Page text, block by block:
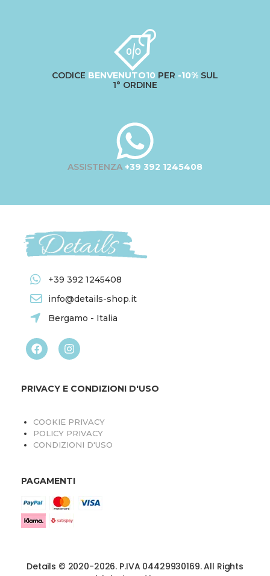
CODICE BENVENUTO10 PER -10% SUL
1° ORDINE
ASSISTENZA +39 392 1245408
+39 392 1245408
info@details-shop.it
Bergamo - Italia
PRIVACY E CONDIZIONI D'USO
COOKIE PRIVACY
POLICY PRIVACY
CONDIZIONI D'USO
PAGAMENTI
Details © 2020-2026. P.IVA 04429930169. All Rights